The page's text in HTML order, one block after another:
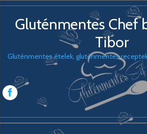
Gluténmentes Chef
Tibor
Gluténmentes ételek, gluténmentes